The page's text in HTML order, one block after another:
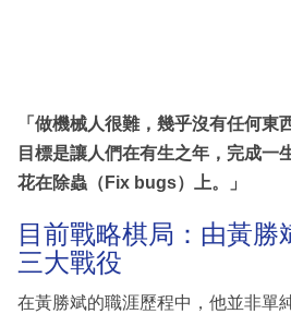
「做機械人很難，幾乎沒有任何東
目標是讓人們在有生之年，完成一
花在除蟲（Fix bugs）上。」
目前戰略棋局：由黃勝
三大戰役
在黃勝斌的職涯歷程中，他並非單